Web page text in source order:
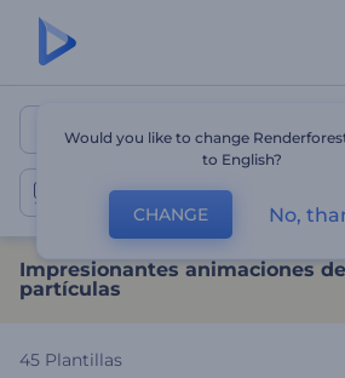
Logos de partículas
Impresionantes animaciones
partículas
45 Plantillas
Would you like to change
to English?
CHANGE No,